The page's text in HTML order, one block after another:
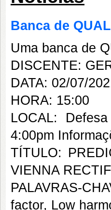
Banca de
Uma banca de
DISCENTE:
DATA: 02/07/
HORA: 15:00
LOCAL:
4:00pm
TÍTULO:
VIENNA
PALAVRAS-
factor, Low